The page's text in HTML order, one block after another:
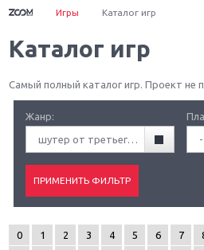
Игры Каталог игр
Каталог игр
Самый полный каталог игр. Проект не
Жанр:
шутер от третьего лица (TPS)
0 1 2 3 4 5 6 7